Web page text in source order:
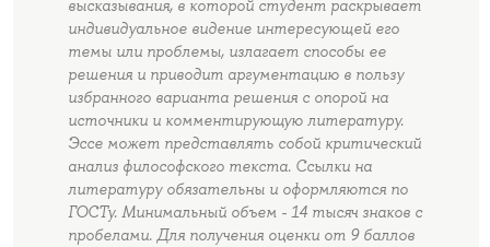
высказывания, в которой студент раскрывает
индивидуальное видение интересующей его
темы или проблемы, излагает способы ее
решения и приводит аргументацию в пользу
избранного варианта решения с опорой на
источники и комментирующую литературу.
Эссе может представлять собой критический
анализ философского текста. Ссылки на
литературу обязательны и оформляются по
ГОСТу. Минимальный объем - 14 тысяч знаков с
пробелами. Для получения оценки от 9 баллов